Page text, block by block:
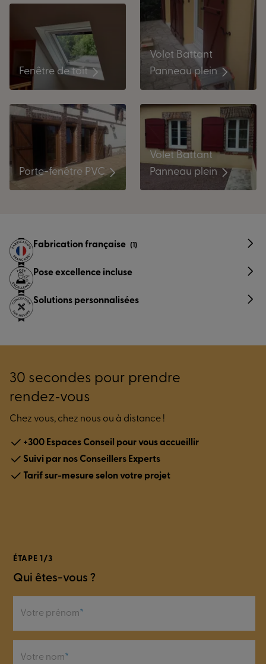
Fenêtre de toit
Volet Battant
Panneau plein
Porte-fenêtre PVC
Volet Battant
Panneau plein
Fabrication française (1)
Pose excellence incluse
Solutions personnalisées
30 secondes pour prendre
rendez‑vous
Chez vous, chez nous ou à distance !
+300 Espaces Conseil pour vous accueillir
Suivi par nos Conseillers Experts
Tarif sur-mesure selon votre projet
ÉTAPE 1/3
Qui êtes-vous ?
Votre prénom
Votre nom